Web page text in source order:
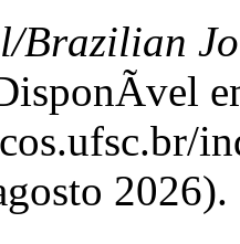
Brazilian
2026).